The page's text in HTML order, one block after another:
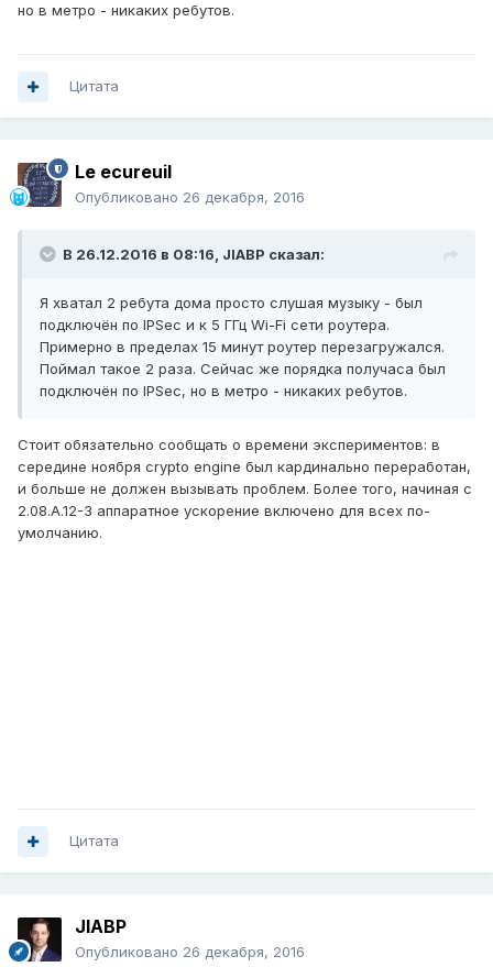
но в метро - никаких ребутов.
Цитата
Le ecureuil
Опубликовано 26 декабря, 2016
В 26.12.2016 в 08:16, JIABP сказал:
Я хватал 2 ребута дома просто слушая музыку - был
подключён по IPSec и к 5 ГГц Wi-Fi сети роутера.
Примерно в пределах 15 минут роутер перезагружался.
Поймал такое 2 раза. Сейчас же порядка получаса был
подключён по IPSec, но в метро - никаких ребутов.
Стоит обязательно сообщать о времени экспериментов: в
середине ноября crypto engine был кардинально переработан,
и больше не должен вызывать проблем. Более того, начиная с
2.08.A.12-3 аппаратное ускорение включено для всех по-
умолчанию.
Цитата
JIABP
Опубликовано 26 декабря, 2016